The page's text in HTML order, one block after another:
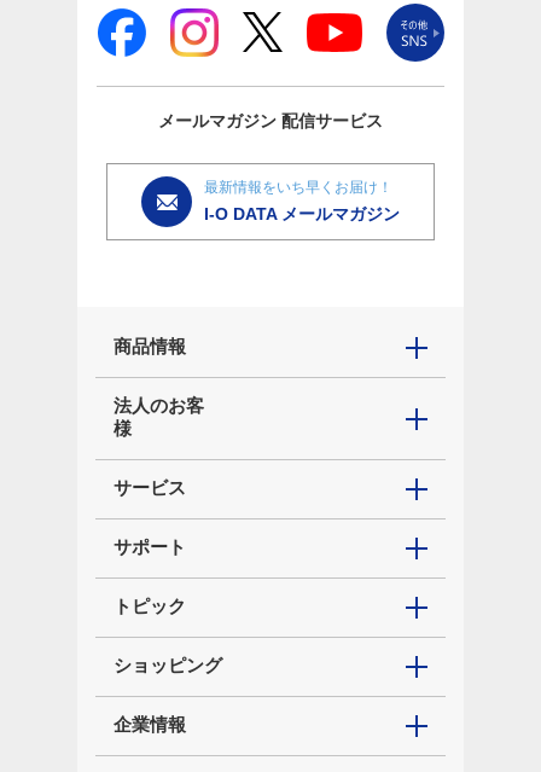
メールマガジン 配信サービス
最新情報をいち早くお届け！
I-O DATA メールマガジン
商品情報
法人のお客
様
サービス
サポート
トピック
ショッピング
企業情報